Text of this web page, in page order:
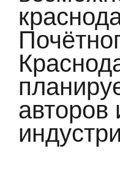
авторов